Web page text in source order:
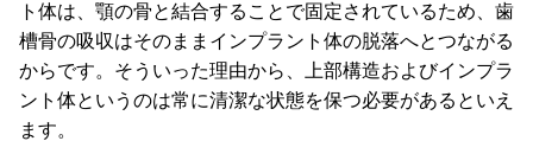
ト体は、顎の骨と結合することで固定されているため、歯
槽骨の吸収はそのままインプラント体の脱落へとつながる
からです。そういった理由から、上部構造およびインプラ
ント体というのは常に清潔な状態を保つ必要があるといえ
ます。